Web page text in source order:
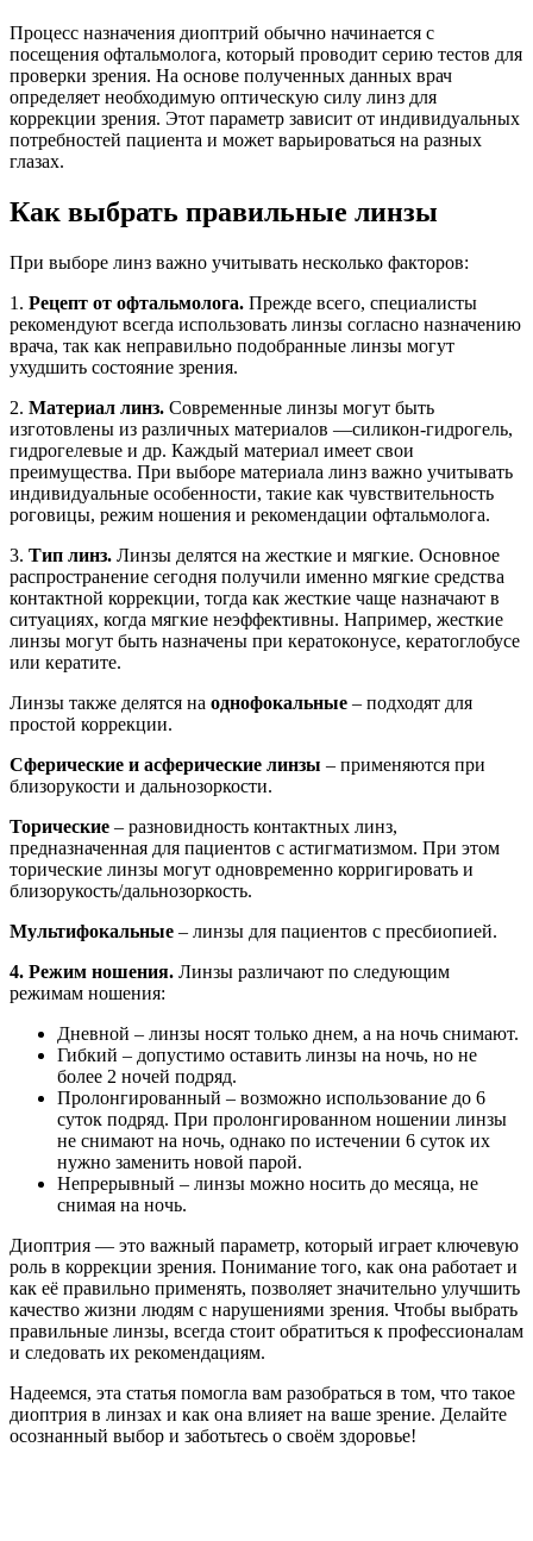
Процесс назначения диоптрий обычно начинается с
посещения офтальмолога, который проводит серию тестов для
проверки зрения. На основе полученных данных врач
определяет необходимую оптическую силу линз для
коррекции зрения. Этот параметр зависит от индивидуальных
потребностей пациента и может варьироваться на разных
глазах.
Как выбрать правильные линзы
При выборе линз важно учитывать несколько факторов:
1. Рецепт от офтальмолога. Прежде всего, специалисты
рекомендуют всегда использовать линзы согласно назначению
врача, так как неправильно подобранные линзы могут
ухудшить состояние зрения.
2. Материал линз. Современные линзы могут быть
изготовлены из различных материалов —силикон-гидрогель,
гидрогелевые и др. Каждый материал имеет свои
преимущества. При выборе материала линз важно учитывать
индивидуальные особенности, такие как чувствительность
роговицы, режим ношения и рекомендации офтальмолога.
3. Тип линз. Линзы делятся на жесткие и мягкие. Основное
распространение сегодня получили именно мягкие средства
контактной коррекции, тогда как жесткие чаще назначают в
ситуациях, когда мягкие неэффективны. Например, жесткие
линзы могут быть назначены при кератоконусе, кератоглобусе
или кератите.
Линзы также делятся на однофокальные – подходят для
простой коррекции.
Сферические и асферические линзы – применяются при
близорукости и дальнозоркости.
Торические – разновидность контактных линз,
предназначенная для пациентов с астигматизмом. При этом
торические линзы могут одновременно корригировать и
близорукость/дальнозоркость.
Мультифокальные – линзы для пациентов с пресбиопией.
4. Режим ношения. Линзы различают по следующим
режимам ношения:
Дневной – линзы носят только днем, а на ночь снимают.
Гибкий – допустимо оставить линзы на ночь, но не
более 2 ночей подряд.
Пролонгированный – возможно использование до 6
суток подряд. При пролонгированном ношении линзы
не снимают на ночь, однако по истечении 6 суток их
нужно заменить новой парой.
Непрерывный – линзы можно носить до месяца, не
снимая на ночь.
Диоптрия — это важный параметр, который играет ключевую
роль в коррекции зрения. Понимание того, как она работает и
как её правильно применять, позволяет значительно улучшить
качество жизни людям с нарушениями зрения. Чтобы выбрать
правильные линзы, всегда стоит обратиться к профессионалам
и следовать их рекомендациям.
Надеемся, эта статья помогла вам разобраться в том, что такое
диоптрия в линзах и как она влияет на ваше зрение. Делайте
осознанный выбор и заботьтесь о своём здоровье!